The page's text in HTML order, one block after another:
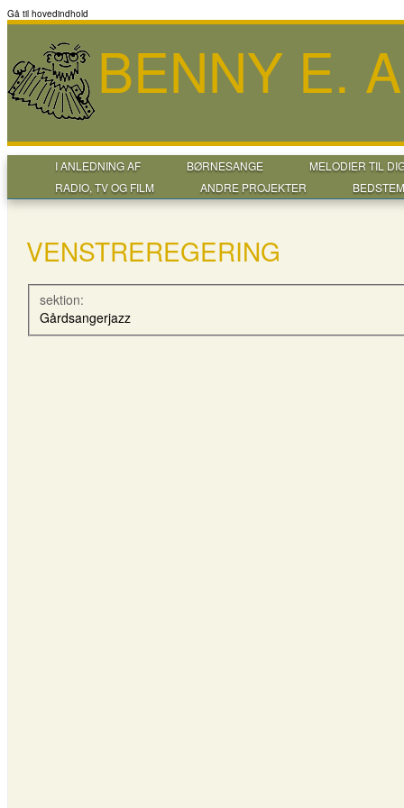
Gå til hovedindhold
BENNY E.
I ANLEDNING AF BØRNESANGE
MELODIER TIL
RADIO, TV OG FILM
ANDRE PROJEKTER
VENSTREREGERING
sektion:
Gårdsangerjazz